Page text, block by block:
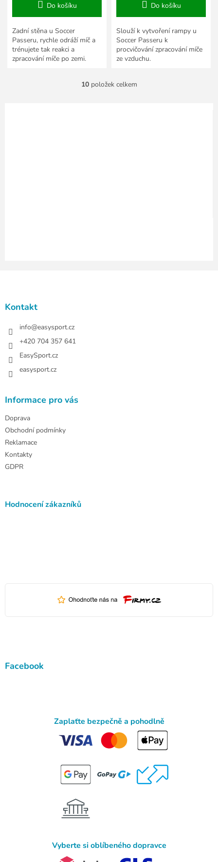
Do košíku
Zadní stěna u Soccer
Passeru, rychle odráží míč a
trénujete tak reakci a
zpracování míče po zemi.
Do košíku
Slouží k vytvoření rampy u
Soccer Passeru k
procvičování zpracování míče
ze vzduchu.
O
10položek celkem
Kontakt
info@easysport.cz
+420 704 357 641
EasySport.cz
easysport.cz
Informace pro vás
Doprava
Obchodní podmínky
Reklamace
Kontakty
GDPR
Hodnocení zákazníků
Facebook
Zaplaťte bezpečně a pohodlně
Vyberte si oblíbeného dopravce